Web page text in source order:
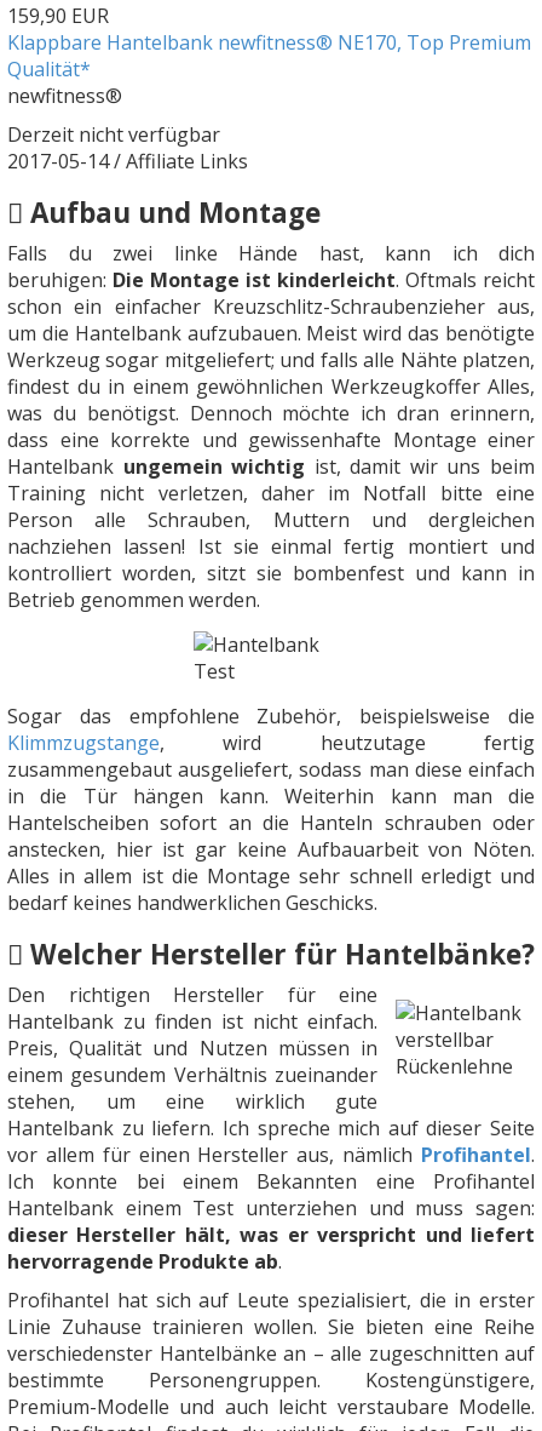
159,90 EUR
Klappbare Hantelbank newfitness® NE170, Top Premium
Qualität*
newfitness®
Derzeit nicht verfügbar
2017-05-14 / Affiliate Links
Aufbau und Montage
Falls du zwei linke Hände hast, kann ich dich
beruhigen: Die Montage ist kinderleicht. Oftmals reicht
schon ein einfacher Kreuzschlitz-Schraubenzieher aus,
um die Hantelbank aufzubauen. Meist wird das benötigte
Werkzeug sogar mitgeliefert; und falls alle Nähte platzen,
findest du in einem gewöhnlichen Werkzeugkoffer Alles,
was du benötigst. Dennoch möchte ich dran erinnern,
dass eine korrekte und gewissenhafte Montage einer
Hantelbank ungemein wichtig ist, damit wir uns beim
Training nicht verletzen, daher im Notfall bitte eine
Person alle Schrauben, Muttern und dergleichen
nachziehen lassen! Ist sie einmal fertig montiert und
kontrolliert worden, sitzt sie bombenfest und kann in
Betrieb genommen werden.
Sogar das empfohlene Zubehör, beispielsweise die
Klimmzugstange, wird heutzutage fertig
zusammengebaut ausgeliefert, sodass man diese einfach
in die Tür hängen kann. Weiterhin kann man die
Hantelscheiben sofort an die Hanteln schrauben oder
anstecken, hier ist gar keine Aufbauarbeit von Nöten.
Alles in allem ist die Montage sehr schnell erledigt und
bedarf keines handwerklichen Geschicks.
Welcher Hersteller für Hantelbänke?
Den richtigen Hersteller für eine
Hantelbank zu finden ist nicht einfach.
Preis, Qualität und Nutzen müssen in
einem gesundem Verhältnis zueinander
stehen, um eine wirklich gute
Hantelbank zu liefern. Ich spreche mich auf dieser Seite
vor allem für einen Hersteller aus, nämlich Profihantel.
Ich konnte bei einem Bekannten eine Profihantel
Hantelbank einem Test unterziehen und muss sagen:
dieser Hersteller hält, was er verspricht und liefert
hervorragende Produkte ab.
Profihantel hat sich auf Leute spezialisiert, die in erster
Linie Zuhause trainieren wollen. Sie bieten eine Reihe
verschiedenster Hantelbänke an – alle zugeschnitten auf
bestimmte Personengruppen. Kostengünstigere,
Premium-Modelle und auch leicht verstaubare Modelle.